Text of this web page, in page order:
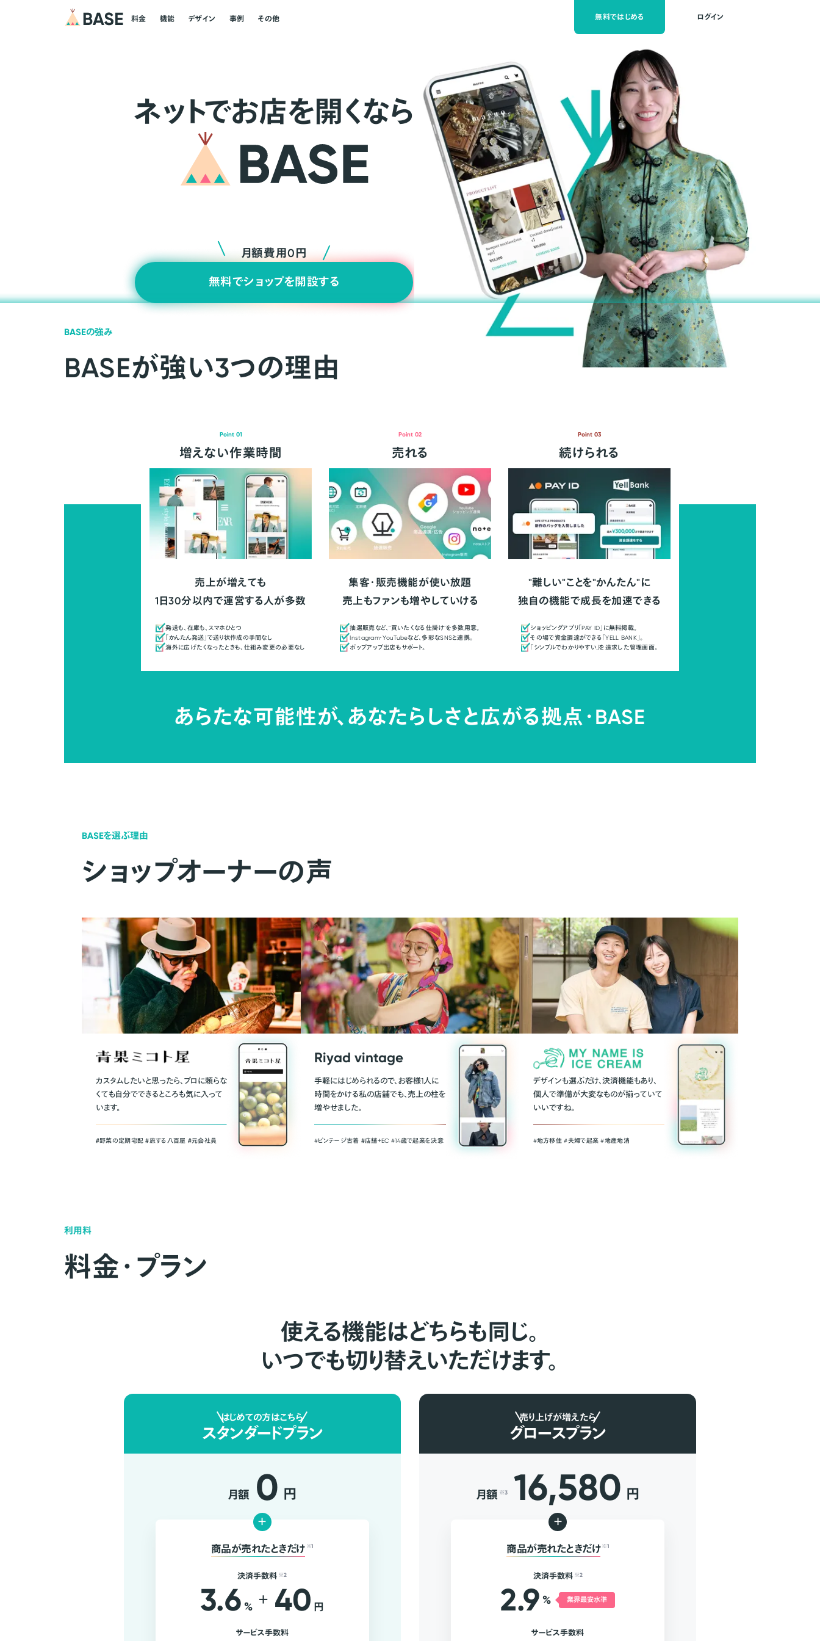
料金 機能 デザイン 事例 その他 無料ではじめる ログイン
ネッ トでお店を開くなら
月額費用0円
無料でショップを開設する
BASEの強み
BASEが強い3つの理由
Point 01
増えない作業時間
売上が増えても
1日30分以内で運営する人が多数
発送も、在庫も、スマホひとつ
「かんたん発送」で送り状作成の手間なし
海外に広げたくなったときも、仕組み変更の必要なし
Point 02
売れる
集客・販売機能が使い放題
売上もファンも増やしていける
抽選販売など、"買いたくなる仕掛け"を多数用意。
Instagram・YouTubeなど、多彩なSNSと連携。
ポップアップ出店もサポート。
Point 03
続けられる
"難しい"ことを"かんたん"に
独自の機能で成長を加速できる
ショッピングアプリ「PAY ID」に無料掲載。
その場で資金調達ができる「YELL BANK」。
「シンプルでわかりやすい」を追求した管理画面。
あらたな可能性が、あなたらしさと広がる拠点・BASE
BASEを選ぶ理由
ショップオーナーの声
カスタムしたいと思ったら、プロに頼らな
くても自分でできるところも気に入って
います。
＃野菜の定期宅配 ＃旅する八百屋 ＃元会社員
Riyad vintage
手軽にはじめられるので、お客様1人に
時間をかける私の店舗でも、売上の柱を
増やせました。
#ビンテージ古着 ＃店舗＋EC #14歳で起業を決意
デザインも選ぶだけ、決済機能もあり、
個人で準備が大変なものが揃っていて
いいですね。
#地方移住 #夫婦で起業 #地産地消
利用料
料金・プラン
使える機能はどちらも同じ。
いつでも切り替えいただけます。
はじめての方はこちら
スタンダードプラン
月額 0 円
+
商品が売れたときだけ ※1
決済手数料 ※2
3.6 % + 40 円
サービス手数料
売り上げが増えたら
グロースプラン
月額 ※3 16,580 円
+
商品が売れたときだけ ※1
決済手数料 ※2
2.9 % 業界最安水準
サービス手数料